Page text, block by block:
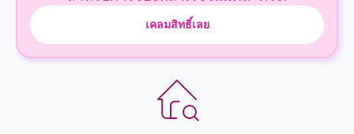
เคลมสิทธิ์เลย